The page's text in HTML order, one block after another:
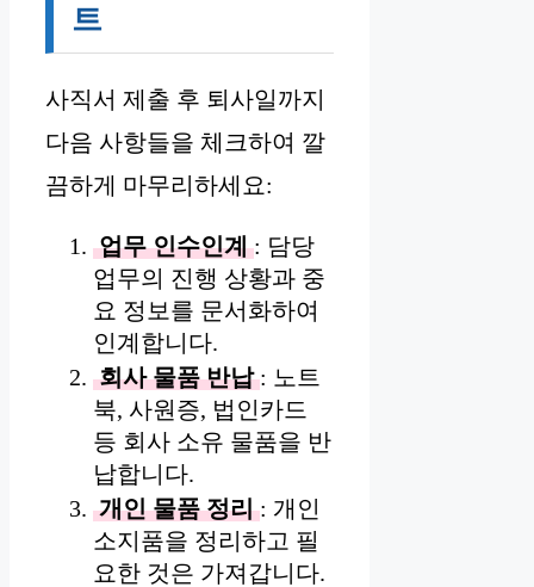
트
사직서 제출 후 퇴사일까지
다음 사항들을 체크하여 깔
끔하게 마무리하세요:
업무 인수인계 : 담당
업무의 진행 상황과 중
요 정보를 문서화하여
인계합니다.
회사 물품 반납 : 노트
북, 사원증, 법인카드
등 회사 소유 물품을 반
납합니다.
개인 물품 정리 : 개인
소지품을 정리하고 필
요한 것은 가져갑니다.